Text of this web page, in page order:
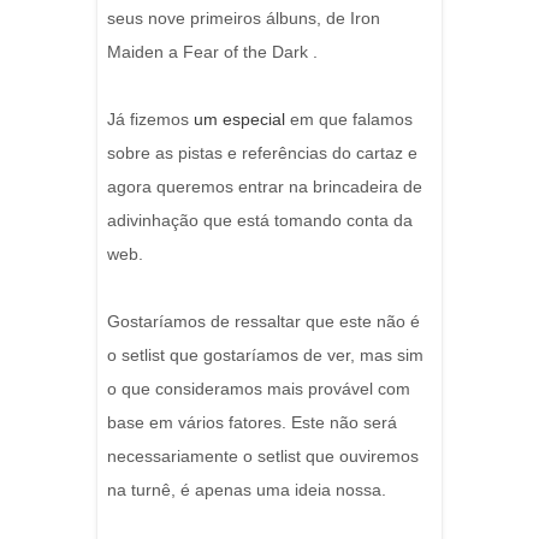
seus nove primeiros álbuns, de Iron
Maiden a Fear of the Dark .
Já fizemos um especial em que falamos
sobre as pistas e referências do cartaz e
agora queremos entrar na brincadeira de
adivinhação que está tomando conta da
web.
Gostaríamos de ressaltar que este não é
o setlist que gostaríamos de ver, mas sim
o que consideramos mais provável com
base em vários fatores. Este não será
necessariamente o setlist que ouviremos
na turnê, é apenas uma ideia nossa.